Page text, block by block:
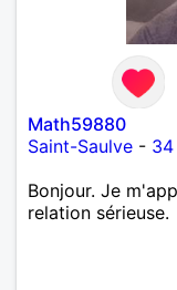
Math59880
Saint-Saulve - 34
Bonjour. Je
relation sérieuse.